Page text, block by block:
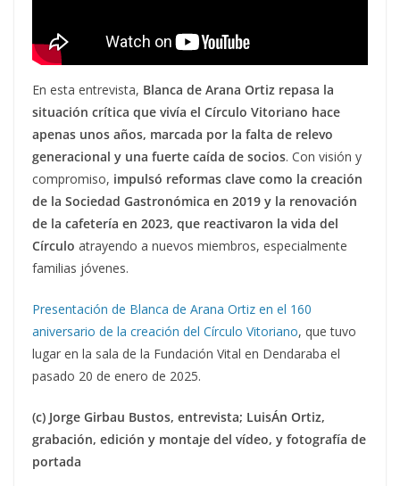
En esta entrevista, Blanca de Arana Ortiz repasa la
situación crítica que vivía el Círculo Vitoriano hace
apenas unos años, marcada por la falta de relevo
generacional y una fuerte caída de socios. Con visión y
compromiso, impulsó reformas clave como la creación
de la Sociedad Gastronómica en 2019 y la renovación
de la cafetería en 2023, que reactivaron la vida del
Círculo atrayendo a nuevos miembros, especialmente
familias jóvenes.
Presentación de Blanca de Arana Ortiz en el 160
aniversario de la creación del Círculo Vitoriano, que tuvo
lugar en la sala de la Fundación Vital en Dendaraba el
pasado 20 de enero de 2025.
(c) Jorge Girbau Bustos, entrevista; LuisÁn Ortiz,
grabación, edición y montaje del vídeo, y fotografía de
portada